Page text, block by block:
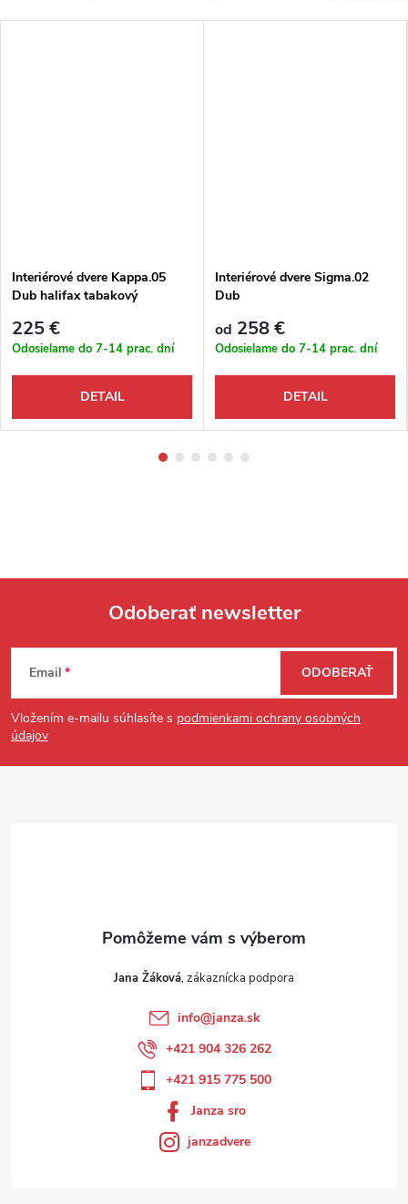
Interiérové dvere Kappa.05
Dub halifax tabakový
225 €
Odosielame do 7-14 prac. dní
DETAIL
Interiérové dvere Sigma.02
Dub
od 258 €
Odosielame do 7-14 prac. dní
DETAIL
Zápätie
Odoberať newsletter
Email
Vložením e-mailu súhlasíte s podmienkami ochrany osobných
údajov
ODOBERAŤ
Jana Žáková
info@janza.sk
+421 904 326 262
+421 915 775 500
Janza sro
janzadvere